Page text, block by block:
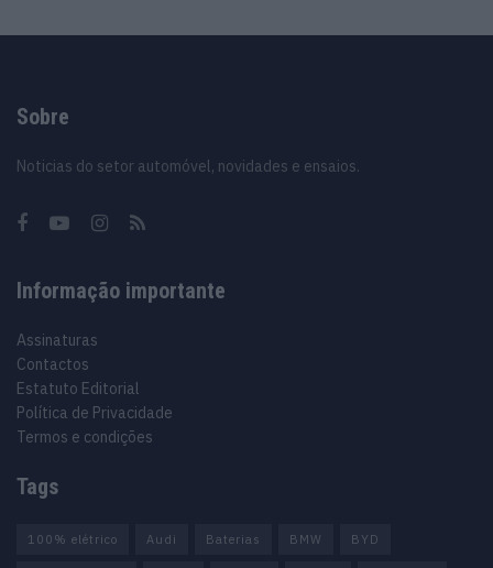
Sobre
Noticias do setor automóvel, novidades e ensaios.
Informação importante
Assinaturas
Contactos
Estatuto Editorial
Política de Privacidade
Termos e condições
Tags
100% elétrico Audi Baterias BMW BYD